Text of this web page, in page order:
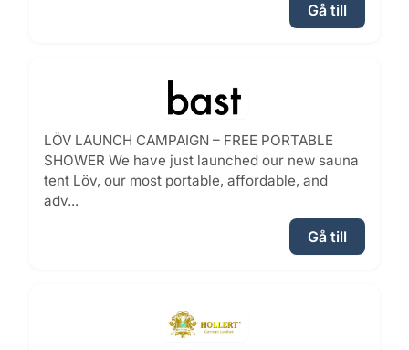
Gå till
LÖV LAUNCH CAMPAIGN – FREE PORTABLE
SHOWER We have just launched our new sauna
tent Löv, our most portable, affordable, and
adv...
Gå till